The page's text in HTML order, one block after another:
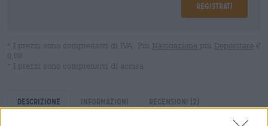
Registrati
* I prezzi sono comprensivi di IVA. Più Navigazione più Depositare €
0,08
* I prezzi sono comprensivi di accisa
Descrizione Informazioni Recensioni (2)